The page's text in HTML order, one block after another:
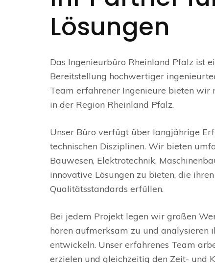
Lösungen
Das Ingenieurbüro Rheinland Pfalz ist
Bereitstellung hochwertiger
Team erfahrener Ingenieure bieten wir
in der Region Rheinland Pfalz.
Unser Büro verfügt über langjährige
technischen Disziplinen. Wir bieten
Bauwesen, Elektrotechnik,
innovative Lösungen zu bieten, die
Qualitätsstandards erfüllen.
Bei jedem Projekt legen wir großen
hören aufmerksam zu und analysieren
entwickeln. Unser erfahrenes Team
erzielen und gleichzeitig den Zeit- und